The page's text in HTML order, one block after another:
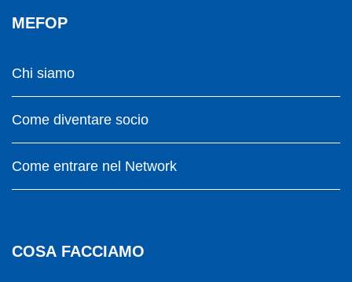
MEFOP
Chi siamo
Come diventare socio
Come entrare nel Network
COSA FACCIAMO